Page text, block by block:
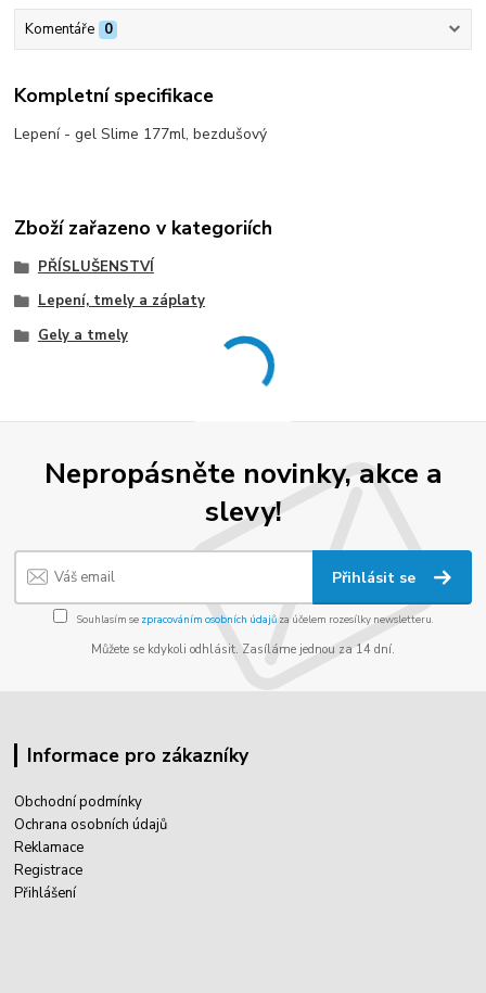
Komentáře 0
Kompletní specifikace
Lepení - gel Slime 177ml, bezdušový
Zboží zařazeno v kategoriích
PŘÍSLUŠENSTVÍ
Lepení, tmely a záplaty
Gely a tmely
Nepropásněte novinky, akce a
slevy!
Přihlásit se
Souhlasím se zpracováním osobních údajůza účelem rozesílky newsletteru.
Můžete se kdykoli odhlásit. Zasíláme jednou za 14 dní.
Informace pro zákazníky
Obchodní podmínky
Ochrana osobních údajů
Reklamace
Registrace
Přihlášení